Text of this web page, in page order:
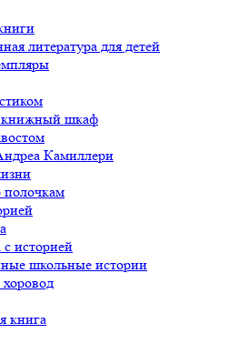
литература для детей
шкаф
Камиллери
полочкам
историей
школьные истории
книга